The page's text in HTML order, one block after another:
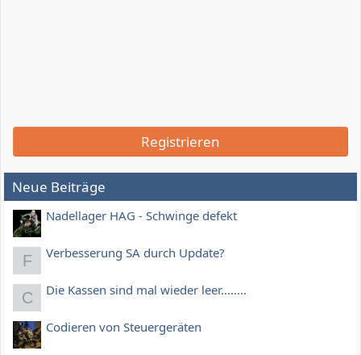
Registrieren
Neue Beiträge
Nadellager HAG - Schwinge defekt
F Verbesserung SA durch Update?
C Die Kassen sind mal wieder leer........
Codieren von Steuergeräten